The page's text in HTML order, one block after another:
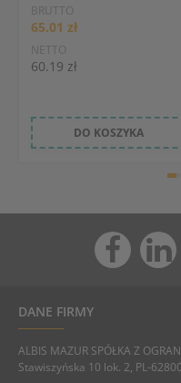
BRUTTO
65.01 zł
NETTO
60.19 zł
DO KOSZYKA
DANE FIRMY
ALBIS MAZUR SPÓŁKA Z
Stawiszyńska 10 lok. 2, PL-